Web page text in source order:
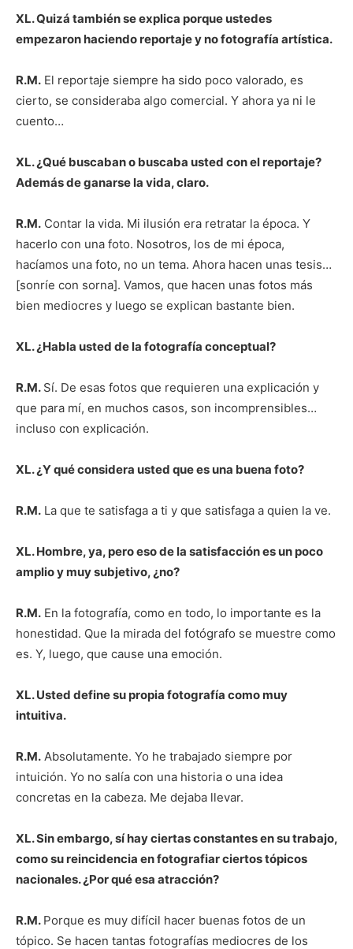
XL. Quizá también se explica porque ustedes
empezaron haciendo reportaje y no fotografía artística.
R.M. El reportaje siempre ha sido poco valorado, es
cierto, se consideraba algo comercial. Y ahora ya ni le
cuento…
XL. ¿Qué buscaban o buscaba usted con el reportaje?
Además de ganarse la vida, claro.
R.M. Contar la vida. Mi ilusión era retratar la época. Y
hacerlo con una foto. Nosotros, los de mi época,
hacíamos una foto, no un tema. Ahora hacen unas tesis…
[sonríe con sorna]. Vamos, que hacen unas fotos más
bien mediocres y luego se explican bastante bien.
XL. ¿Habla usted de la fotografía conceptual?
R.M. Sí. De esas fotos que requieren una explicación y
que para mí, en muchos casos, son incomprensibles…
incluso con explicación.
XL. ¿Y qué considera usted que es una buena foto?
R.M. La que te satisfaga a ti y que satisfaga a quien la ve.
XL. Hombre, ya, pero eso de la satisfacción es un poco
amplio y muy subjetivo, ¿no?
R.M. En la fotografía, como en todo, lo importante es la
honestidad. Que la mirada del fotógrafo se muestre como
es. Y, luego, que cause una emoción.
XL. Usted define su propia fotografía como muy
intuitiva.
R.M. Absolutamente. Yo he trabajado siempre por
intuición. Yo no salía con una historia o una idea
concretas en la cabeza. Me dejaba llevar.
XL. Sin embargo, sí hay ciertas constantes en su trabajo,
como su reincidencia en fotografiar ciertos tópicos
nacionales. ¿Por qué esa atracción?
R.M. Porque es muy difícil hacer buenas fotos de un
tópico. Se hacen tantas fotografías mediocres de los